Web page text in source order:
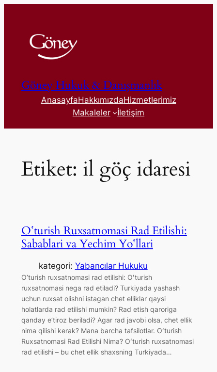
Göney Hukuk & Danışmanlık
AnasayfaHakkımızdaHizmetlerimiz
Makaleler
İletişim
Etiket: il göç idaresi
Oʻturish Ruxsatnomasi Rad Etilishi:
Sabablari va Yechim Yoʻllari
kategori: Yabancılar Hukuku
O’turish ruxsatnomasi rad etilishi: Oʻturish
ruxsatnomasi nega rad etiladi? Turkiyada yashash
uchun ruxsat olishni istagan chet elliklar qaysi
holatlarda rad etilishi mumkin? Rad etish qaroriga
qanday e’tiroz beriladi? Agar rad javobi olsa, chet ellik
nima qilishi kerak? Mana barcha tafsilotlar. Oʻturish
Ruxsatnomasi Rad Etilishi Nima? Oʻturish ruxsatnomasi
rad etilishi – bu chet ellik shaxsning Turkiyada…